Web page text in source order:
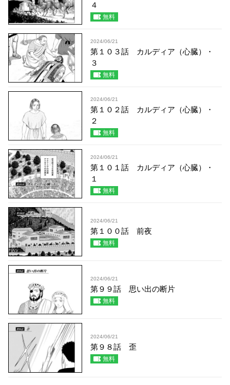
４
無料
2024/06/21
第１０３話 カルディア（心臓）・
３
無料
2024/06/21
第１０２話 カルディア（心臓）・
２
無料
2024/06/21
第１０１話 カルディア（心臓）・
１
無料
2024/06/21
第１００話 前夜
無料
2024/06/21
第９９話 思い出の断片
無料
2024/06/21
第９８話 歪
無料